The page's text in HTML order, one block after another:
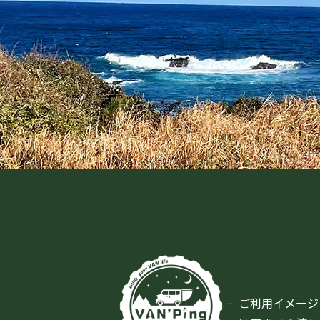
ご利用イメージ